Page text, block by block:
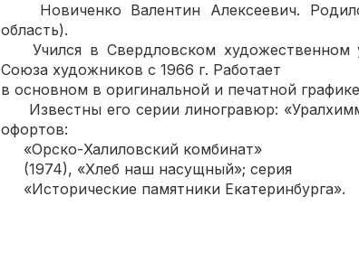
Новиченко Валентин Алексеевич.
область).
Учился в Свердловском художественном
Союза художников с 1966 г. Работает
в основном в оригинальной и печатной
Известны его серии линогравюр:
офортов:
«Орско-Халиловский комбинат»
(1974), «Хлеб наш насущный»; серия
«Исторические памятники Екатеринбурга».